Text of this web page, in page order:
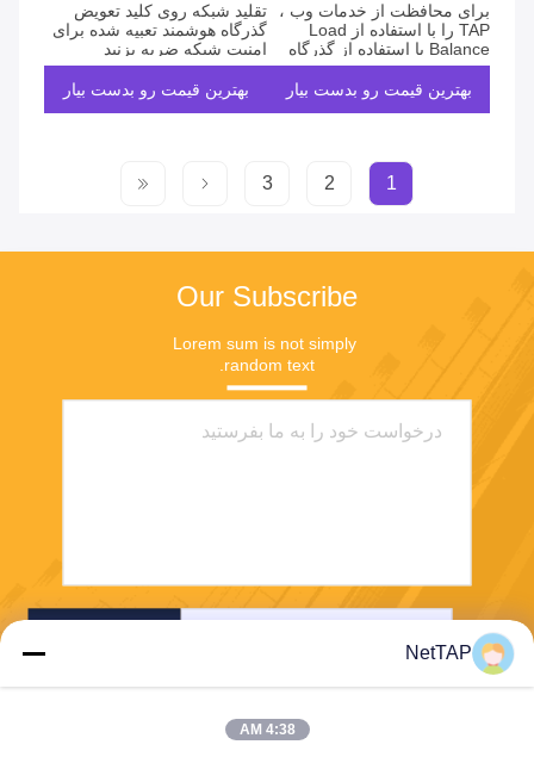
برای محافظت از خدمات وب ،
TAP را با استفاده از Load
Balance با استفاده از گذرگاه
گذرگاه درون خطی Inline
Bypass Network
بهترین قیمت رو بدست بیار
تقلید شبکه روی کلید تعویض
گذرگاه هوشمند تعبیه شده برای
امنیت شبکه ضربه بزنید
بهترین قیمت رو بدست بیار
1
2
3
Our Subscribe
Lorem sum is not simply
random text.
NetTAP
4:38 AM